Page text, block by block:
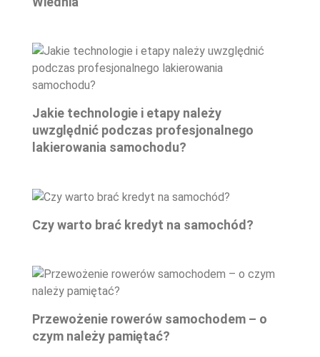
Jakie technologie i etapy należy
uwzględnić podczas profesjonalnego
lakierowania samochodu?
Czy warto brać kredyt na samochód?
Przewożenie rowerów samochodem – o
czym należy pamiętać?